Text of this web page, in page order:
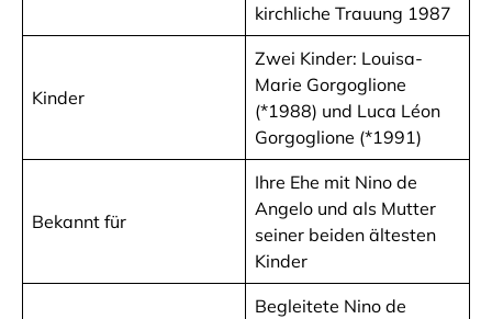
kirchliche Trauung 1987
Kinder
Zwei Kinder: Louisa-
Marie Gorgoglione
(*1988) und Luca Léon
Gorgoglione (*1991)
Bekannt für
Ihre Ehe mit Nino de
Angelo und als Mutter
seiner beiden ältesten
Kinder
Begleitete Nino de